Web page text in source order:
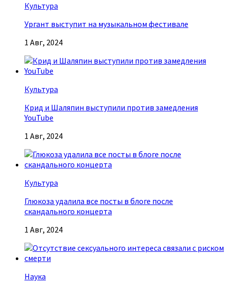
Культура
Ургант выступит на музыкальном фестивале
1 Авг, 2024
Культура
Крид и Шаляпин выступили против замедления
YouTube
1 Авг, 2024
Культура
Глюкоза удалила все посты в блоге после
скандального концерта
1 Авг, 2024
Наука